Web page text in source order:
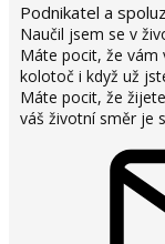
Podnikatel a
Naučil jsem se v
Máte pocit, že vám
kolotoč i když už
Máte pocit, že
váš životní směr je